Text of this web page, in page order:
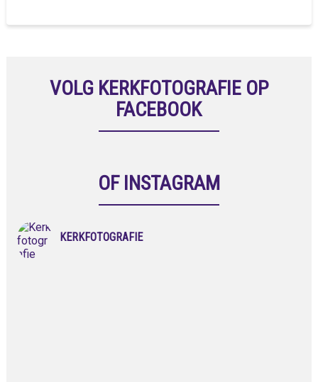
VOLG KERKFOTOGRAFIE OP
FACEBOOK
OF INSTAGRAM
KERKFOTOGRAFIE